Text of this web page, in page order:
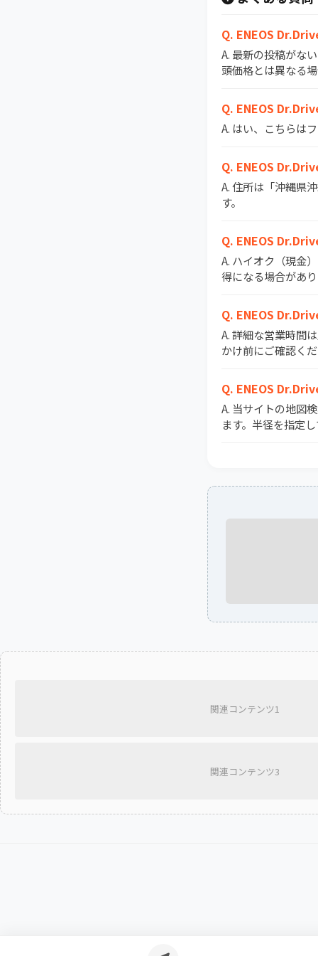
Q. ENEOS
A. 最新の投稿がな
頭価格とは異なる場
Q. ENEOS
A. はい、こちらは
Q. ENEOS
A. 住所は「沖縄県
す。
Q. ENEOS
A. ハイオク（現金
得になる場合があ
Q. ENEOS
A. 詳細な営業時間
かけ前にご確認くだ
Q. ENEOS
A. 当サイトの地図
ます。半径を指定
関連コンテンツ1
関連コンテンツ3